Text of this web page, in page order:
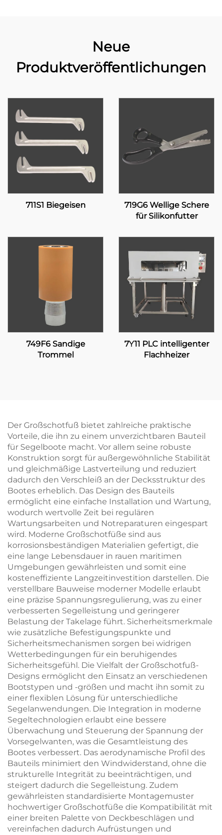
Neue
Produktveröffentlichungen
711S1 Biegeisen
719G6 Wellige Schere
für Silikonfutter
749F6 Sandige
Trommel
7Y11 PLC intelligenter
Flachheizer
Der Großschotfuß bietet zahlreiche praktische
Vorteile, die ihn zu einem unverzichtbaren Bauteil
für Segelboote macht. Vor allem seine robuste
Konstruktion sorgt für außergewöhnliche Stabilität
und gleichmäßige Lastverteilung und reduziert
dadurch den Verschleiß an der Decksstruktur des
Bootes erheblich. Das Design des Bauteils
ermöglicht eine einfache Installation und Wartung,
wodurch wertvolle Zeit bei regulären
Wartungsarbeiten und Notreparaturen eingespart
wird. Moderne Großschotfüße sind aus
korrosionsbeständigen Materialien gefertigt, die
eine lange Lebensdauer in rauen maritimen
Umgebungen gewährleisten und somit eine
kosteneffiziente Langzeitinvestition darstellen. Die
verstellbare Bauweise moderner Modelle erlaubt
eine präzise Spannungsregulierung, was zu einer
verbesserten Segelleistung und geringerer
Belastung der Takelage führt. Sicherheitsmerkmale
wie zusätzliche Befestigungspunkte und
Sicherheitsmechanismen sorgen bei widrigen
Wetterbedingungen für ein beruhigendes
Sicherheitsgefühl. Die Vielfalt der Großschotfuß-
Designs ermöglicht den Einsatz an verschiedenen
Bootstypen und -größen und macht ihn somit zu
einer flexiblen Lösung für unterschiedliche
Segelanwendungen. Die Integration in moderne
Segeltechnologien erlaubt eine bessere
Überwachung und Steuerung der Spannung der
Vorsegelwanten, was die Gesamtleistung des
Bootes verbessert. Das aerodynamische Profil des
Bauteils minimiert den Windwiderstand, ohne die
strukturelle Integrität zu beeinträchtigen, und
steigert dadurch die Segelleistung. Zudem
gewährleisten standardisierte Montagemuster
hochwertiger Großschotfüße die Kompatibilität mit
einer breiten Palette von Deckbeschlägen und
vereinfachen dadurch Aufrüstungen und